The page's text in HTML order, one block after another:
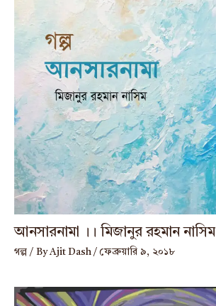
আনসারনামা ।। মিজানুর রহমান নাসিম
গল্প / By Ajit Dash / ফেব্রুয়ারি ৯, ২০১৮